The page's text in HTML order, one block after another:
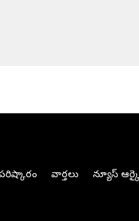
వార్తలు న్యూస్